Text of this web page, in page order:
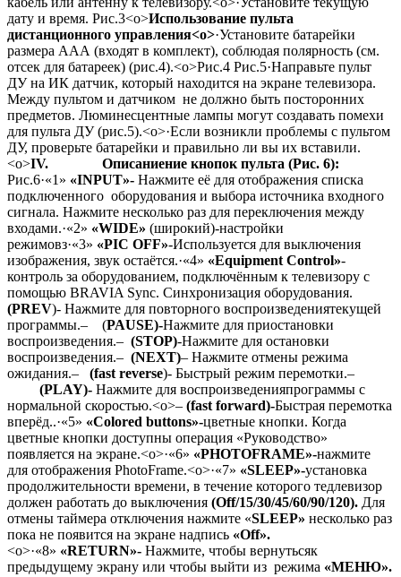
дату и время. Рис.3<o>Использование пульта
дистанционного управления<o>·Установите батарейки
размера ААА (входят в комплект), соблюдая полярность (см.
отсек для батареек) (рис.4).<o>Рис.4 Рис.5·Направьте пульт
ДУ на ИК датчик, который находится на экране телевизора.
Между пультом и датчиком не должно быть посторонних
предметов. Люминесцентные лампы могут создавать помехи
для пульта ДУ (рис.5).<o>·Если возникли проблемы с пультом
ДУ, проверьте батарейки и правильно ли вы их вставили.
<o>IV. Описаниение кнопок пульта (Рис. 6):
Рис.6·«1» «INPUT»- Нажмите её для отображения списка
подключенного оборудования и выбора источника входного
сигнала. Нажмите несколько раз для переключения между
входами.·«2» «WIDE» (широкий)-настройки
режимовз·«3» «PIC OFF»-Используется для выключения
изображения, звук остаётся.·«4» «Equipment Control»-
контроль за оборудованием, подключённым к телевизору с
помощью BRAVIA Sync. Синхронизация оборудования.
(PREV)- Нажмите для повторного воспроизведениятекущей
программы.– (PAUSE)-Нажмите для приостановки
воспроизведения.– (STOP)-Нажмите для остановки
воспроизведения.– (NEXT)– Нажмите отмены режима
ожидания.– (fast reverse)- Быстрый режим перемотки.–
(PLAY)- Нажмите для воспроизведенияпрограммы с
нормальной скоростью.<o>– (fast forward)-Быстрая перемотка
вперёд..·«5» «Colored buttons»-цветные кнопки. Когда
цветные кнопки доступны операция «Руководство»
появляется на экране.<o>·«6» «PHOTOFRAME»-нажмите
для отображения PhotoFrame.<o>·«7» «SLEEP»-установка
продолжительности времени, в течение которого тедлевизор
должен работать до выключения (Off/15/30/45/60/90/120). Для
отмены таймера отключения нажмите «SLEEP» несколько раз
пока не появится на экране надпись «Off».
<o>·«8» «RETURN»- Нажмите, чтобы вернутьсяк
предыдущему экрану или чтобы выйти из режима «МЕНЮ».